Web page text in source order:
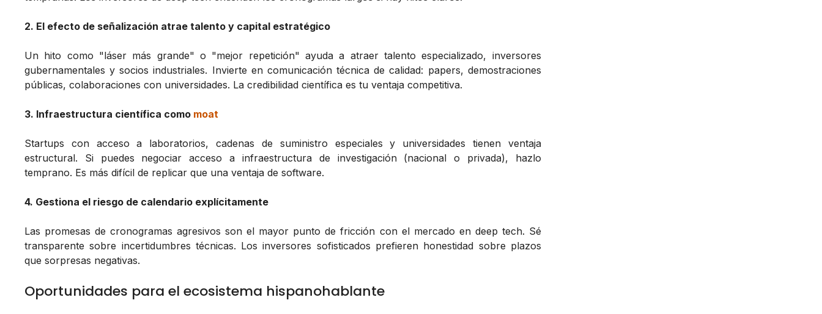
2. El efecto de señalización atrae talento y capital estratégico
Un hito como "láser más grande" o "mejor repetición" ayuda a atraer talento especializado, inversores
gubernamentales y socios industriales. Invierte en comunicación técnica de calidad: papers, demostraciones
públicas, colaboraciones con universidades. La credibilidad científica es tu ventaja competitiva.
3. Infraestructura científica como moat
Startups con acceso a laboratorios, cadenas de suministro especiales y universidades tienen ventaja
estructural. Si puedes negociar acceso a infraestructura de investigación (nacional o privada), hazlo
temprano. Es más difícil de replicar que una ventaja de software.
4. Gestiona el riesgo de calendario explícitamente
Las promesas de cronogramas agresivos son el mayor punto de fricción con el mercado en deep tech. Sé
transparente sobre incertidumbres técnicas. Los inversores sofisticados prefieren honestidad sobre plazos
que sorpresas negativas.
Oportunidades para el ecosistema hispanohablante